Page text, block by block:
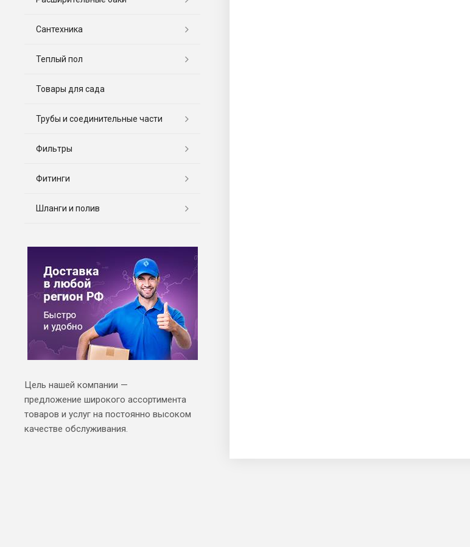
Сантехника
Теплый пол
Товары для сада
Трубы и соединительные части
Фильтры
Фитинги
Шланги и полив
Цель нашей компании —
предложение широкого ассортимента
товаров и услуг на постоянно высоком
качестве обслуживания.